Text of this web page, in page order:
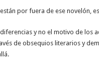
por fuera de ese novelón,
y no el motivo de los
de obsequios literarios y